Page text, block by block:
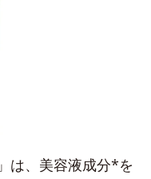
」は、美容液成分*を